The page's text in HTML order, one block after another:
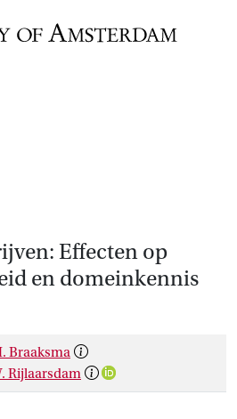
Effecten op
en domeinkennis
Braaksma
Rijlaarsdam